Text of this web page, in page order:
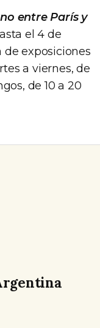
entre París y
el 4 de
exposiciones
a viernes, de
de 10 a 20